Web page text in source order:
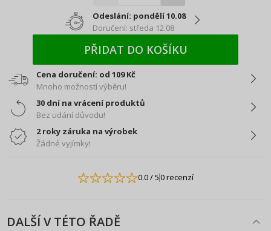
Odeslání: pondělí 10.08
Doručení: středa 12.08
PŘIDAT DO KOŠÍKU
Cena doručení: od 109 Kč
Mnoho možností výběru!
30 dní na vrácení produktů
Bez udání důvodu!
2 roky záruka na výrobek
Žádné vyjímky!
0.0/ 50 recenzí
DALŠÍ V TÉTO ŘADĚ